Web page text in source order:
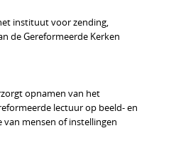
instituut voor zending,
de Gereformeerde Kerken
opnamen van het
lectuur op beeld- en
mensen of instellingen